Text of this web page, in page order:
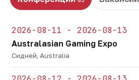
2026-08-11 - 2026-08-13
Australasian Gaming Expo
Сидней, Australia